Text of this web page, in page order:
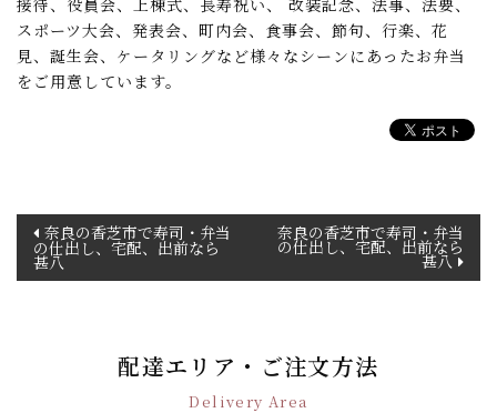
スポーツ大会、発表会、町内会、食事会、節句、行楽、花
見、誕生会、ケータリングなど様々なシーンにあったお弁当
をご用意しています。
ナ
奈良の香芝市で寿司・弁当
の仕出し、宅配、出前なら
甚八
奈良の香芝市で寿司・弁当
の仕出し、宅配、出前なら
甚八
配達エリア・ご注文方法
Delivery Area